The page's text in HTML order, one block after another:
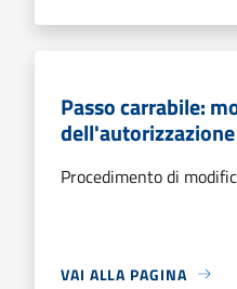
Passo carrabile:
dell'autorizzazione
Procedimento di
VAI ALLA PAGINA